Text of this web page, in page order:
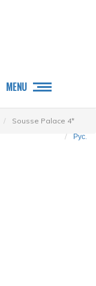
MENU
Sousse Palace 4*
Рус.